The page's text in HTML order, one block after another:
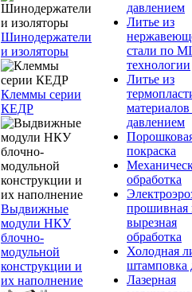
Шинодержатели
и изоляторы
Клеммы серии
КЕДР
Выдвижные
модули НКУ
блочно-
модульной
конструкции и
их наполнение
давлением
Литье из
стали по
технологии
Литье из
давлением
покраска
обработка
прошивная
вырезная
обработка
Холодная
штамповка
Лазерная